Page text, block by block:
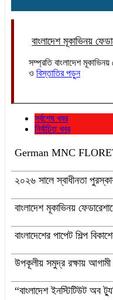
বাংলাদেশ মূকাভিনয়
সম্প্রতি বাংলাদেশ
ও বিস্তাতির পড়ুন
সর্বশেষ খবর
নির্বাচিত খবর
German MNC
২০২৬ সালে স্বাধীনতা
বাংলাদেশ মূকাভিনয়
বাংলাদেশের পাপেট শিল্প
উপকূলীয় সমুদ্র রক্ষায় আগামী
“বাংলাদেশ ইনস্টিটিউট অব